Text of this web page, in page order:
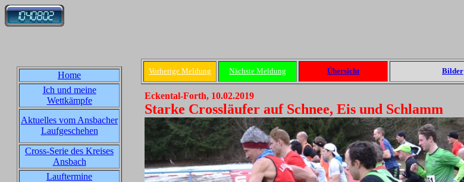
Home
Ich und meine
Wettkämpfe
Aktuelles vom Ansbacher
Laufgeschehen
Cross-Serie des Kreises
Ansbach
Lauftermine
Vorherige Meldung Nächste Meldung Übersicht Bilder
Eckental-Forth, 10.02.2019
Starke Crossläufer auf Schnee, Eis und Schlamm